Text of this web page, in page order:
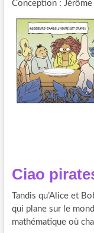
Conception : Jérôme
Ciao
Tandis qu’Alice et
qui plane sur le
mathématique où